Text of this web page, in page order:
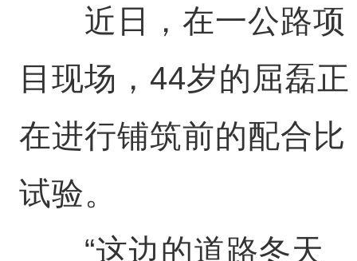
近日，在一公路项
目现场，44岁的屈磊正
在进行铺筑前的配合比
试验。
“这边的道路冬天